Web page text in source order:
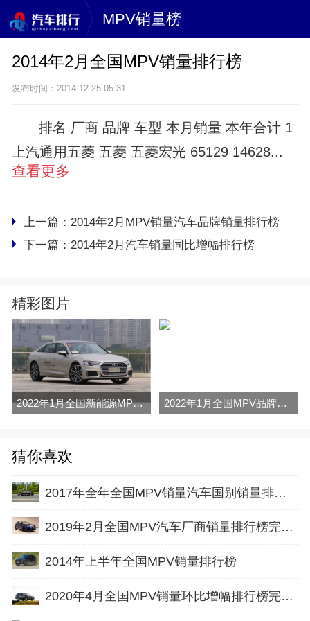
MPV销量榜
2014年2月全国MPV销量排行榜
发布时间：2014-12-25 05:31
排名 厂商 品牌 车型 本月销量 本年合计 1
上汽通用五菱 五菱 五菱宏光 65129 14628...
查看更多
上一篇： 2014年2月MPV销量汽车品牌销量排行榜
下一篇： 2014年2月汽车销量同比增幅排行榜
精彩图片
2022年1月全国新能源MPV销量排行榜完整版 2022年1月全国MPV品牌销量排行榜完整版
猜你喜欢
2017年全年全国MPV销量汽车国别销量排行榜
2019年2月全国MPV汽车厂商销量排行榜完整版
2014年上半年全国MPV销量排行榜
2020年4月全国MPV销量环比增幅排行榜完整版